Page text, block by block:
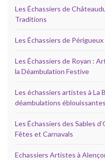
Les Échassiers de
Traditions
Les Échassiers de
Les Échassiers de Royan :
la Déambulation Festive
Les échassiers artistes à La
déambulations éblouissantes
Les Échassiers des Sables
Fêtes et Carnavals
Echassiers Artistes à